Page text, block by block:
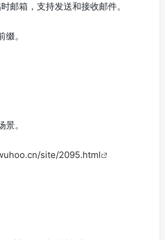
邮箱，支持发送和接收邮件。
。
。
site/2095.html